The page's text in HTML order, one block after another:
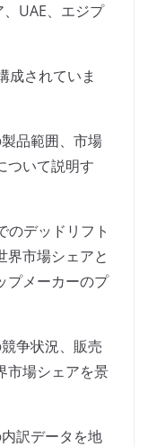
UAE、エジプ
成されていま
品範囲、市場
ついて説明す
のデッドリフト
界市場シェアと
プメーカーのプ
争状況、販売
市場シェアを景
訳データを地